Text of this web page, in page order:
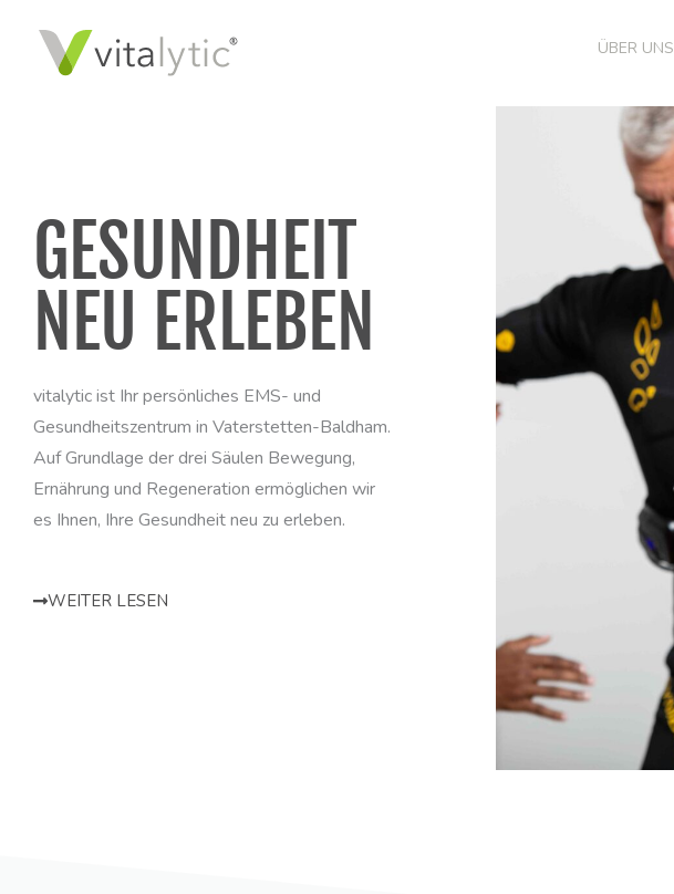
springen
ÜBER UNS
GESUNDHEIT
NEU ERLEBEN
vitalytic ist Ihr persönliches EMS- und
Gesundheitszentrum in Vaterstetten-Baldham.
Auf Grundlage der drei Säulen Bewegung,
Ernährung und Regeneration ermöglichen wir
es Ihnen, Ihre Gesundheit neu zu erleben.
WEITER LESEN